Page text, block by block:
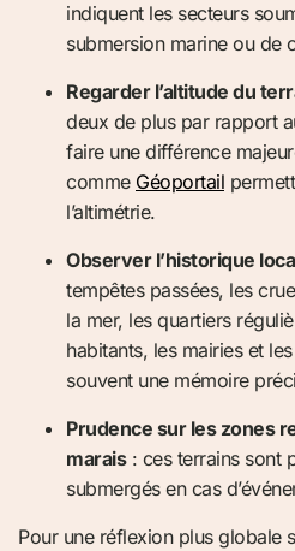
indiquent les secteurs
submersion marine ou de
Regarder l’altitude du
deux de plus par rapport
faire une différence
comme Géoportail
l’altimétrie.
Observer l’historique
tempêtes passées, les
la mer, les quartiers
habitants, les mairies et
souvent une mémoire
Prudence sur les zones
marais: ces terrains sont
submergés en cas
Pour une réflexion plus globale